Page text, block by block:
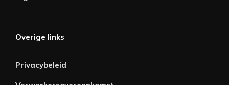
Overige links
Privacybeleid